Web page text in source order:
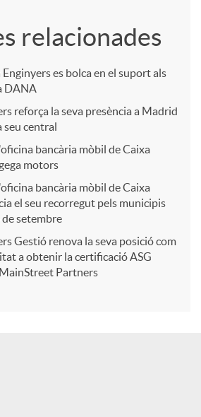
relacionades
es bolca en el suport als
DANA
reforça la seva presència a Madrid
seu central
bancària mòbil de Caixa
motors
bancària mòbil de Caixa
el seu recorregut pels municipis
setembre
Gestió renova la seva posició com
a obtenir la certificació ASG
Partners